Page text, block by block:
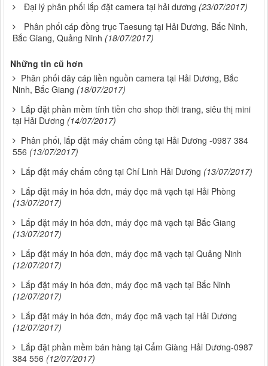
Đại lý phân phối lắp đặt camera tại hải dương (23/07/2017)
Phân phối cáp đồng trục Taesung tại Hải Dương, Bắc Ninh,
Bắc Giang, Quảng Ninh (18/07/2017)
Những tin cũ hơn
Phân phối dây cáp liền nguồn camera tại Hải Dương, Bắc
Ninh, Bắc Giang (18/07/2017)
Lắp đặt phần mềm tính tiền cho shop thời trang, siêu thị mini
tại Hải Dương (14/07/2017)
Phân phối, lắp đặt máy chấm công tại Hải Dương -0987 384
556 (13/07/2017)
Lắp đặt máy chấm công tại Chí Linh Hải Dương (13/07/2017)
Lắp đặt máy in hóa đơn, máy đọc mã vạch tại Hải Phòng
(13/07/2017)
Lắp đặt máy in hóa đơn, máy đọc mã vạch tại Bắc Giang
(13/07/2017)
Lắp đặt máy in hóa đơn, máy đọc mã vạch tại Quảng Ninh
(12/07/2017)
Lắp đặt máy in hóa đơn, máy đọc mã vạch tại Bắc Ninh
(12/07/2017)
Lắp đặt máy in hóa đơn, máy đọc mã vạch tại Hải Dương
(12/07/2017)
Lắp đặt phần mềm bán hàng tại Cẩm Giàng Hải Dương-0987
384 556 (12/07/2017)